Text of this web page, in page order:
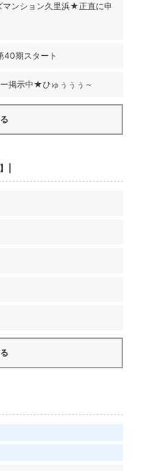
ンション久里浜★正直に申
期スタート
掲示中★ひゅぅぅぅ～
|